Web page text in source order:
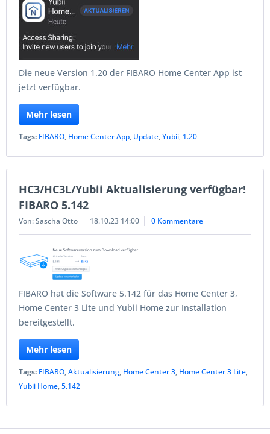
Die neue Version 1.20 der FIBARO Home Center App ist
jetzt verfügbar.
Mehr lesen
Tags: FIBARO, Home Center App, Update,Yubii, 1.20
HC3/HC3L/Yubii Aktualisierung verfügbar!
FIBARO 5.142
Von: Sascha Otto 18.10.23 14:00 0 Kommentare
FIBARO hat die Software 5.142 für das Home Center 3,
Home Center 3 Lite und Yubii Home zur Installation
bereitgestellt.
Mehr lesen
Tags: FIBARO,Aktualisierung, Home Center 3, Home Center 3 Lite,
Yubii Home,5.142